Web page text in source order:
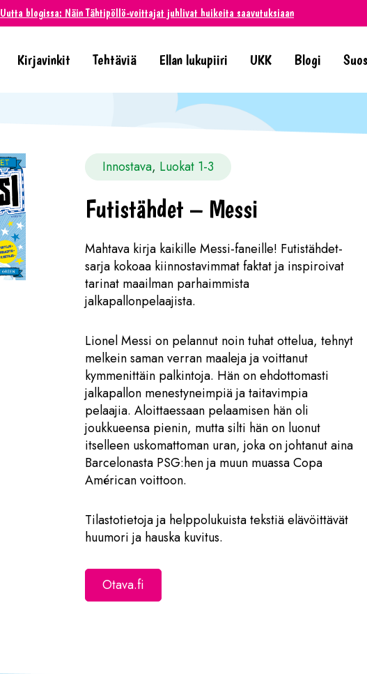
Uutta blogissa: Näin Tähtipöllö-voittajat juhlivat huikeita saavutuksiaan
Kirjavinkit Tehtäviä Ellan lukupiiri UKK Blogi
Innostava, Luokat 1-3
Futistähdet – Messi
Mahtava kirja kaikille Messi-faneille! Futistähdet-
sarja kokoaa kiinnostavimmat faktat ja inspiroivat
tarinat maailman parhaimmista
jalkapallonpelaajista.
Lionel Messi on pelannut noin tuhat ottelua, tehnyt
melkein saman verran maaleja ja voittanut
kymmenittäin palkintoja. Hän on ehdottomasti
jalkapallon menestyneimpiä ja taitavimpia
pelaajia. Aloittaessaan pelaamisen hän oli
joukkueensa pienin, mutta silti hän on luonut
itselleen uskomattoman uran, joka on johtanut aina
Barcelonasta PSG:hen ja muun muassa Copa
Américan voittoon.
Tilastotietoja ja helppolukuista tekstiä elävöittävät
huumori ja hauska kuvitus.
Otava.fi